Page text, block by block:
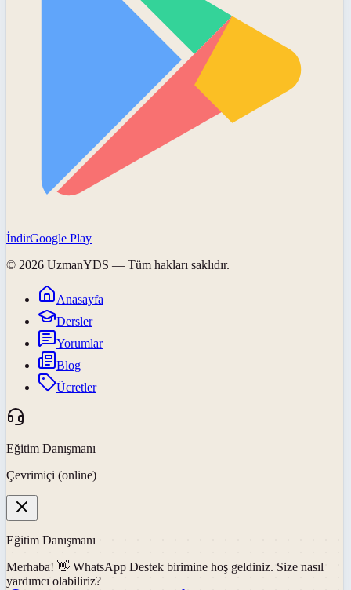
İndirGoogle Play
© 2026 UzmanYDS — Tüm hakları saklıdır.
Anasayfa
Dersler
Yorumlar
Blog
Ücretler
Eğitim Danışmanı
Çevrimiçi (online)
Eğitim Danışmanı
Merhaba! 👋 WhatsApp Destek birimine hoş geldiniz. Size nasıl
yardımcı olabiliriz?